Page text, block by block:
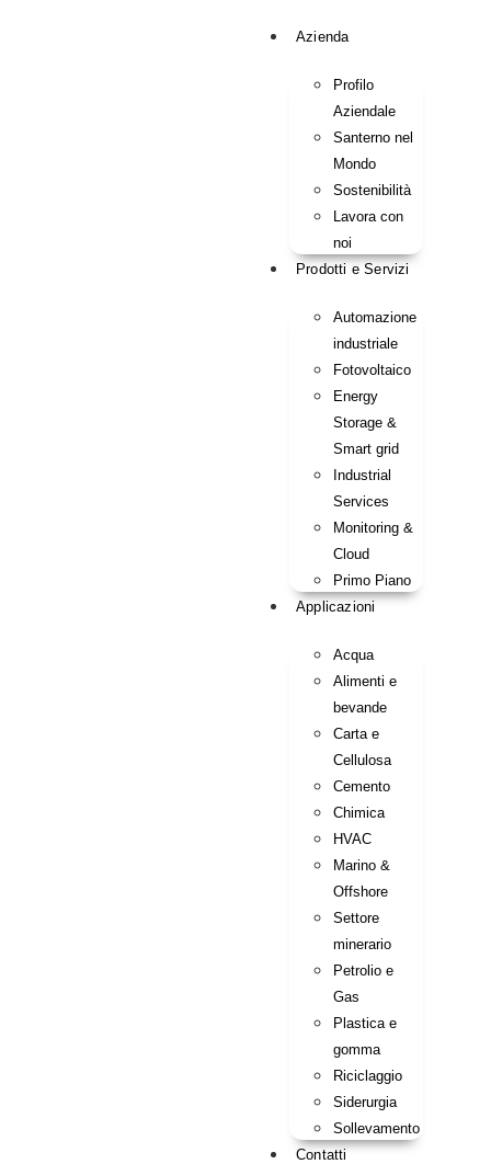
Azienda
Profilo
Aziendale
Santerno nel
Mondo
Sostenibilità
Lavora con
noi
Prodotti e Servizi
Automazione
industriale
Fotovoltaico
Energy
Storage &
Smart grid
Industrial
Services
Monitoring &
Cloud
Primo Piano
Applicazioni
Acqua
Alimenti e
bevande
Carta e
Cellulosa
Cemento
Chimica
HVAC
Marino &
Offshore
Settore
minerario
Petrolio e
Gas
Plastica e
gomma
Riciclaggio
Siderurgia
Sollevamento
Contatti